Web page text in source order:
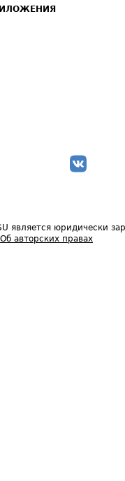
является юридически
Об авторских правах